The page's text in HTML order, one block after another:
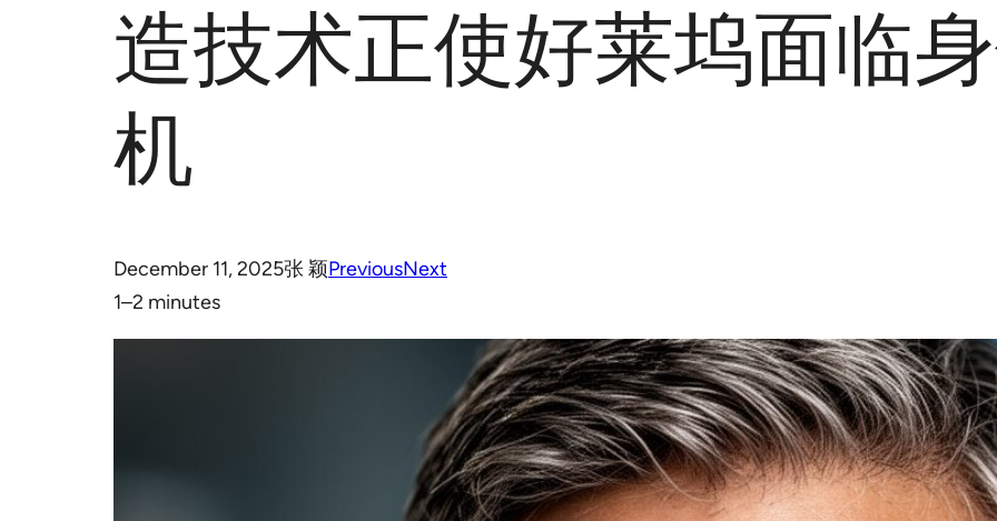
造技术正使好莱坞面临
机
December 11, 2025张 颖PreviousNext
1–2 minutes